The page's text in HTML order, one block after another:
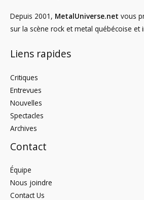
Depuis 2001, MetalUniverse.net vous
sur la scène rock et metal québécoise et
Liens rapides
Critiques
Entrevues
Nouvelles
Spectacles
Archives
Contact
Équipe
Nous joindre
Contact Us